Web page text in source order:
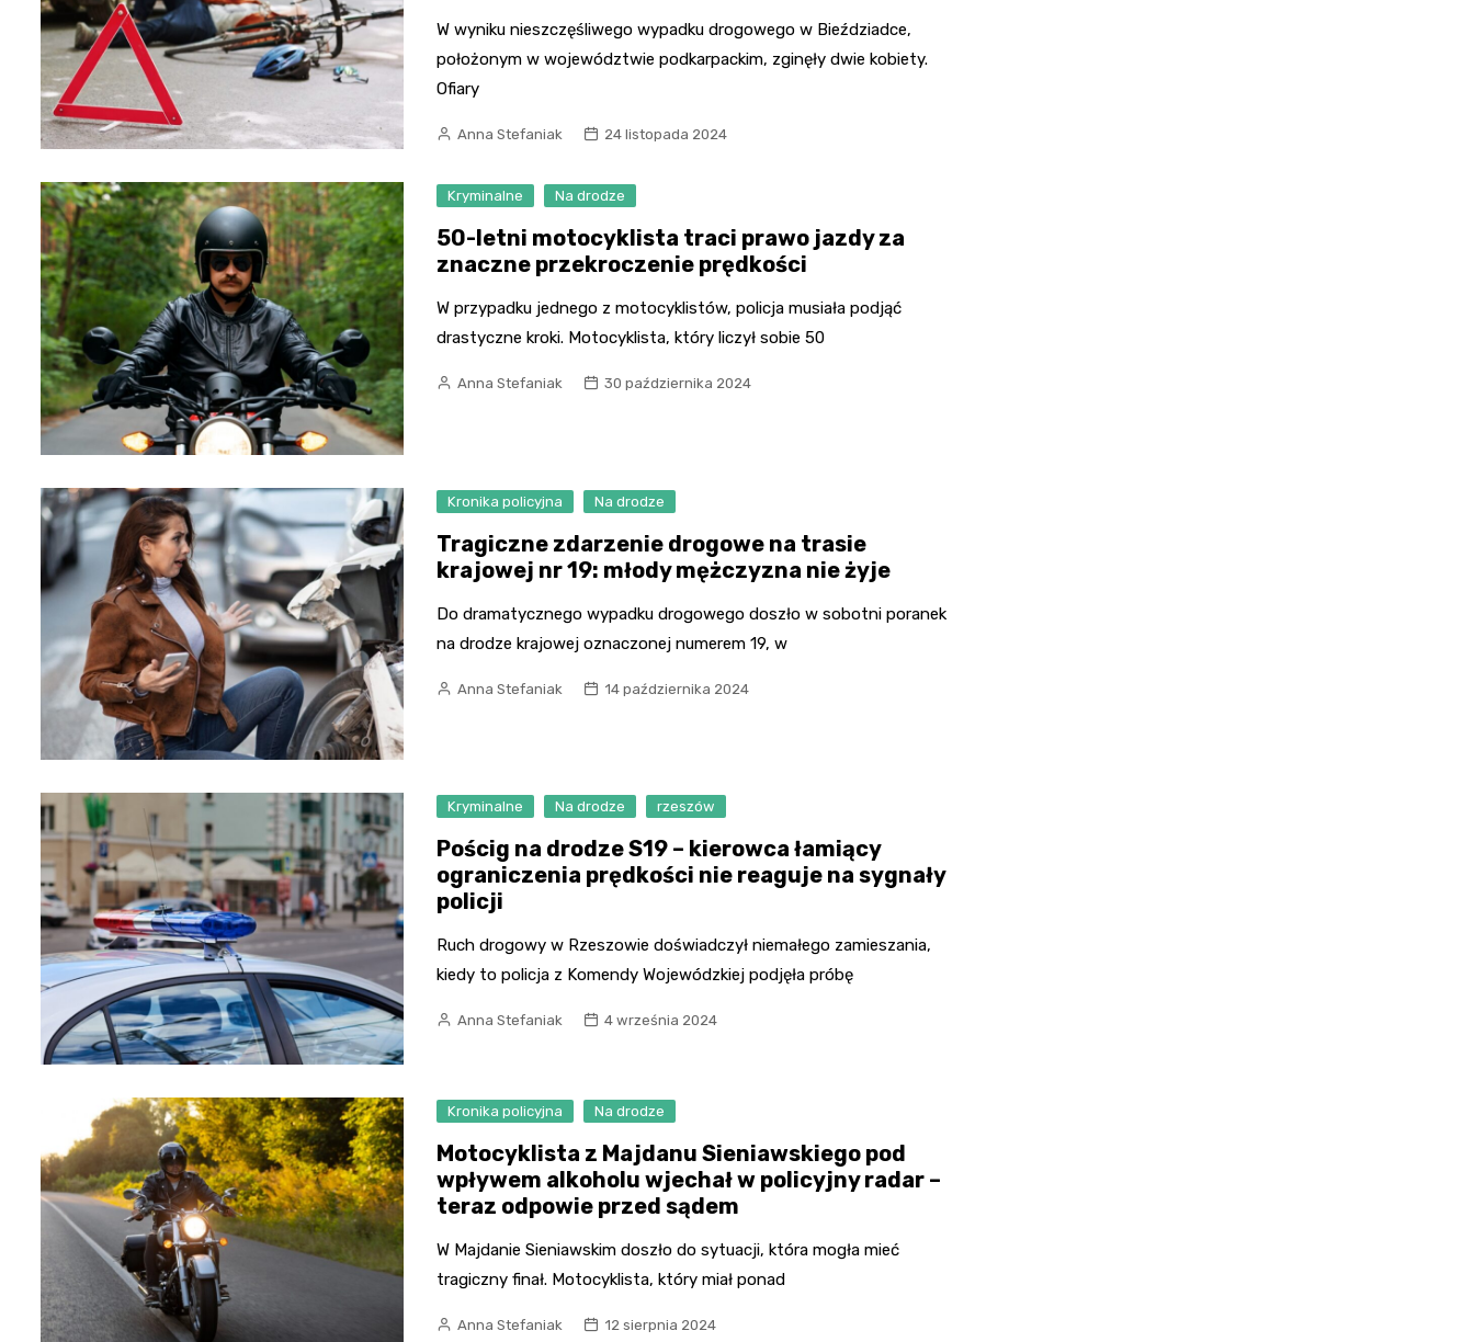
W wyniku nieszczęśliwego wypadku drogowego w Bieździadce,
położonym w województwie podkarpackim, zginęły dwie kobiety.
Ofiary
Anna Stefaniak 24 listopada 2024
Kryminalne Na drodze
50-letni motocyklista traci prawo jazdy za
znaczne przekroczenie prędkości
W przypadku jednego z motocyklistów, policja musiała podjąć
drastyczne kroki. Motocyklista, który liczył sobie 50
Anna Stefaniak 30 października 2024
Kronika policyjna Na drodze
Tragiczne zdarzenie drogowe na trasie
krajowej nr 19: młody mężczyzna nie żyje
Do dramatycznego wypadku drogowego doszło w sobotni poranek
na drodze krajowej oznaczonej numerem 19, w
Anna Stefaniak 14 października 2024
Kryminalne Na drodze rzeszów
Pościg na drodze S19 – kierowca łamiący
ograniczenia prędkości nie reaguje na sygnały
policji
Ruch drogowy w Rzeszowie doświadczył niemałego zamieszania,
kiedy to policja z Komendy Wojewódzkiej podjęła próbę
Anna Stefaniak 4 września 2024
Kronika policyjna Na drodze
Motocyklista z Majdanu Sieniawskiego pod
wpływem alkoholu wjechał w policyjny radar –
teraz odpowie przed sądem
W Majdanie Sieniawskim doszło do sytuacji, która mogła mieć
tragiczny finał. Motocyklista, który miał ponad
Anna Stefaniak 12 sierpnia 2024